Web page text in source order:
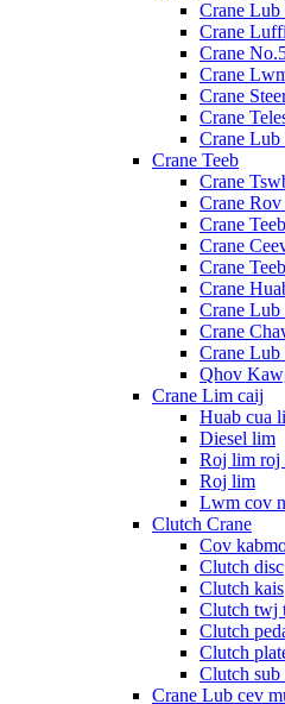
Crane
Crane
Crane
Crane
Crane
Crane
Crane Lub
Crane Teeb
Crane
Crane
Crane
Crane
Crane
Crane
Crane Lub
Crane
Crane
Qhov
Crane Lim caij
Huab cua
Diesel lim
Roj lim roj
Roj lim
Lwm cov
Clutch Crane
Cov
Clutch disc
Clutch kais
Clutch twj
Clutch
Clutch
Clutch
Crane Lub cev